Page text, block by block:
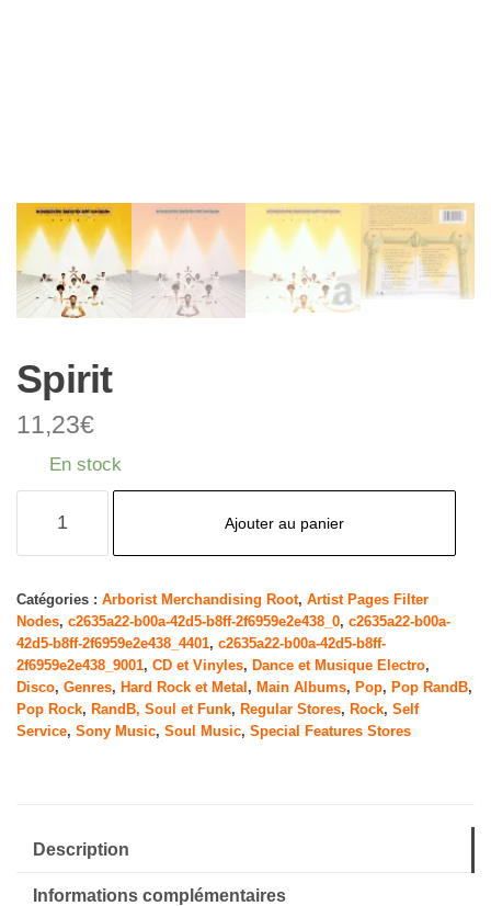
Spirit
11,23€
En stock
Ajouter au panier
Catégories : Arborist Merchandising Root, Artist Pages Filter
Nodes, c2635a22-b00a-42d5-b8ff-2f6959e2e438_0, c2635a22-b00a-
42d5-b8ff-2f6959e2e438_4401, c2635a22-b00a-42d5-b8ff-
2f6959e2e438_9001, CD et Vinyles, Dance et Musique Electro,
Disco, Genres, Hard Rock et Metal , Main Albums, Pop, Pop RandB,
Pop Rock, RandB, Soul et Funk, Regular Stores, Rock, Self
Service, Sony Music, Soul Music, Special Features Stores
Description
Informations complémentaires